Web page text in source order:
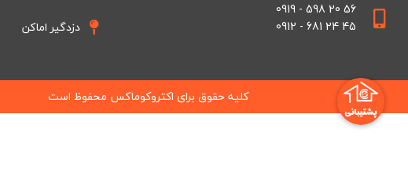
56 20 598 - 0919
45 24 681 - 0912
دزدگیر اماکن
کلیه حقوق برای اکتروکوماکس محفوظ است